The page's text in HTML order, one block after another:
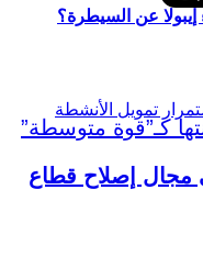
مجال إصلاح قطاع